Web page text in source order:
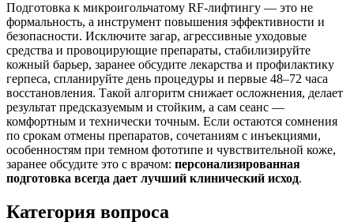
Подготовка к микроигольчатому RF‑лифтингу — это не
формальность, а инструмент повышения эффективности и
безопасности. Исключите загар, агрессивные уходовые
средства и провоцирующие препараты, стабилизируйте
кожный барьер, заранее обсудите лекарства и профилактику
герпеса, спланируйте день процедуры и первые 48–72 часа
восстановления. Такой алгоритм снижает осложнения, делает
результат предсказуемым и стойким, а сам сеанс —
комфортным и технически точным. Если остаются сомнения
по срокам отмены препаратов, сочетаниям с инъекциями,
особенностям при темном фототипе и чувствительной коже,
заранее обсудите это с врачом: персонализированная
подготовка всегда дает лучший клинический исход.
Категория вопроса